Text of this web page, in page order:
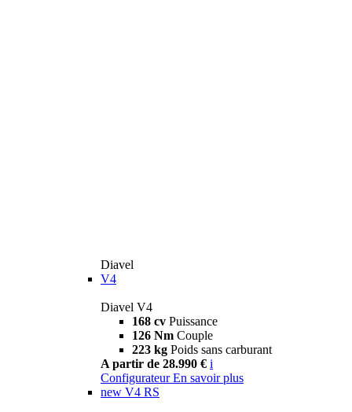
Diavel
V4
Diavel V4
168 cv Puissance
126 Nm Couple
223 kg Poids sans carburant
A partir de 28.990 € i
Configurateur En savoir plus
new V4 RS